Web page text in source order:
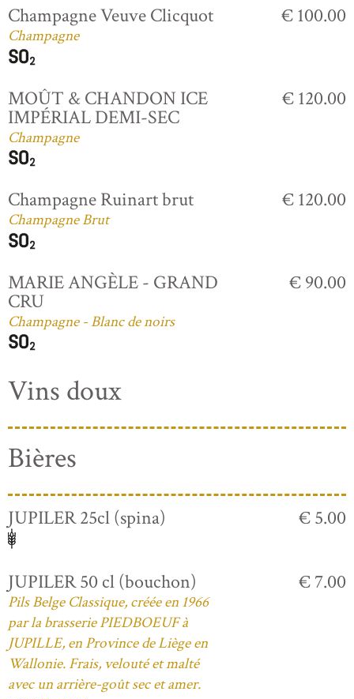
Champagne Veuve Clicquot
Champagne
€ 100.00
MOÛT & CHANDON ICE
IMPÉRIAL DEMI-SEC
Champagne
€ 120.00
Champagne Ruinart brut
Champagne Brut
€ 120.00
MARIE ANGÈLE - GRAND
CRU
Champagne - Blanc de noirs
€ 90.00
Vins doux
Bières
JUPILER 25cl (spina) € 5.00
JUPILER 50 cl (bouchon)
Pils Belge Classique, créée en 1966
par la brasserie PIEDBOEUF à
JUPILLE, en Province de Liège en
Wallonie. Frais, velouté et malté
avec un arrière-goût sec et amer.
€ 7.00